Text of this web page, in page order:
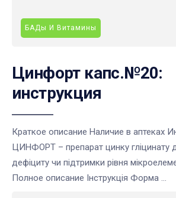
БАДы И Витамины
Цинфорт капс.№20:
инструкция
Краткое описание Наличие в аптеках
ЦИНФОРТ – препарат цинку гліцинату
дефіциту чи підтримки рівня
Полное описание Інструкція Форма ...